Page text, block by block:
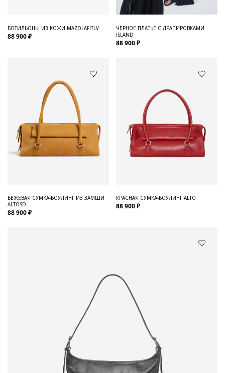
БОТИЛЬОНЫ ИЗ КОЖИ MAZOLAFITLV
88 900 ₽
ЧЕРНОЕ ПЛАТЬЕ С ДРАПИРОВКАМИ
ISLAND
88 900 ₽
БЕЖЕВАЯ СУМКА-БОУЛИНГ ИЗ ЗАМШИ
ALTOSD
88 900 ₽
КРАСНАЯ СУМКА-БОУЛИНГ ALTO
88 900 ₽